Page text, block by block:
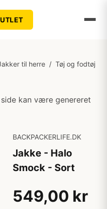
til herre / Tøj og fodtøj
kan være genereret
BACKPACKERLIFE.DK
Jakke - Halo
Smock - Sort
549,00 kr